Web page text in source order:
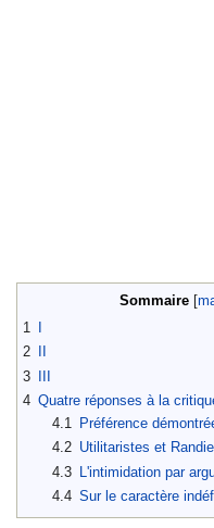
Sommaire
1
2
3 III
4 Quatre réponses à la
4.1
Préférence
4.2 Utilitaristes et
4.3 L'intimidation par
4.4 Sur le caractère